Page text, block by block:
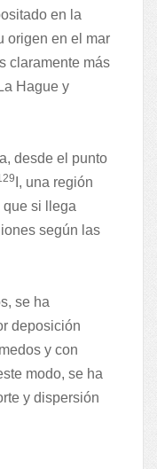
en la
origen en el mar
claramente más
Hague y
desde el punto
I, una región
si llega
según las
se ha
deposición
y con
modo, se ha
y dispersión